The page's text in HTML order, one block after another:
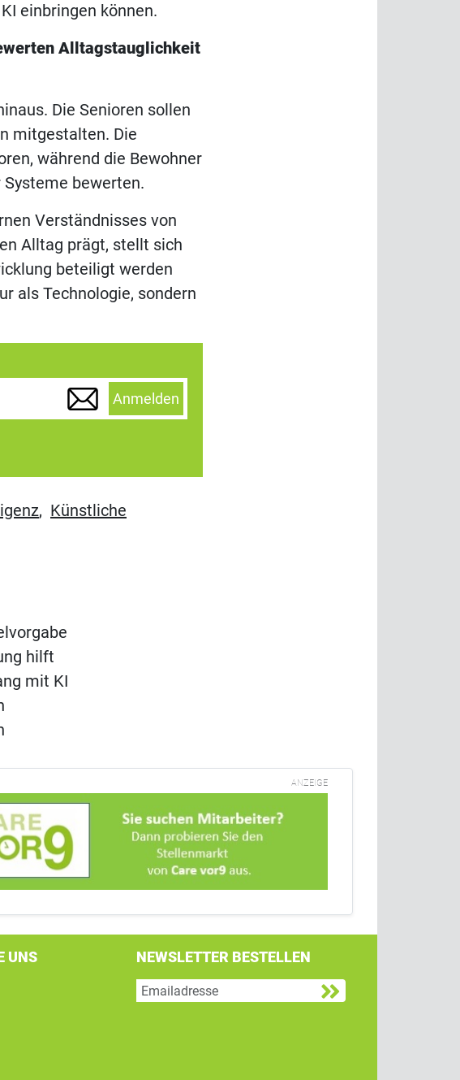
einbringen können.
Alltagstauglichkeit
Die Senioren sollen
mitgestalten. Die
während die Bewohner
bewerten.
Verständnisses von
Alltag prägt, stellt sich
beteiligt werden
als Technologie, sondern
Anmelden
, Künstliche
hilft
mit KI
ANZEIGE
UNS
on Xing
us on Twitter
NEWSLETTER BESTELLEN